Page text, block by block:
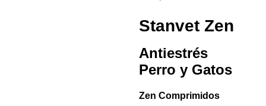
Stanvet Zen
Antiestrés
Perro y Gatos
Zen Comprimidos